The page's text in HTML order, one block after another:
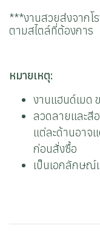
***งานสวยส่งจากโ
ตามสไตล์ที่ต้องการ
หมายเหตุ:
งานแฮนด์เมด
ลวดลายและสี
แต่ละด้านอาจ
ก่อนสั่งซื้อ
เป็นเอกลักษณ์